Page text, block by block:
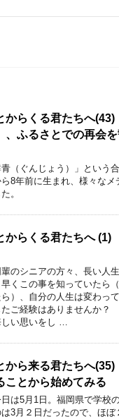
からくる君たちへ
、ふるさとでの再会
青（ぐんじょう）」という
8年前に生まれ、様々なメ
。
からくる君たちへ
輩のシニアの方々、長い人
早くこの事を知っていたら
ら）、自分の人生は変わっ
たご経験はありませんか？
しい思いをし …
から来る君たちへ
ことから始めてみる
は5月1日。福岡県で学校
は3月２日だったので、ほ